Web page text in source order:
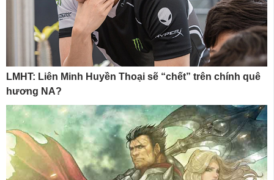
LMHT: Liên Minh Huyền Thoại sẽ “chết” trên chính quê
hương NA?